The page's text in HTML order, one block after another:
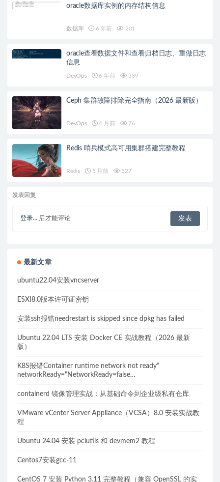
oracle数据库实例的内存结构信息
数据库 6 年前 201
oracle查看数据文件和查看归档日志、重做日志
信息
DevOps 6 年前 339
Ceph 集群故障排除完全指南（2026 最新版）
DevOps 4 月前 76
Redis 哨兵模式高可用集群搭建完整教程
Redis 5 月前 527
发表回复
登录... 后才能评论
最新文章
ubuntu22.04安装vncserver
ESXI8.0版本许可证密钥
安装ssh报错needrestart is skipped since dpkg has failed
Ubuntu 22.04 LTS 安装 Docker CE 实战教程（2026 最新
版）
K8S报错Container runtime network not ready"
networkReady="NetworkReady=false
containerd 镜像管理实战：从基础命令到企业级私有仓库
VMware vCenter Server Appliance（VCSA）8.0 安装实战教
程
Ubuntu 24.04 安装 pciutils 和 devmem2 教程
Centos7安装gcc-11
CentOS 7 安装 Python 3.11 完整教程（兼容 OpenSSL 的实